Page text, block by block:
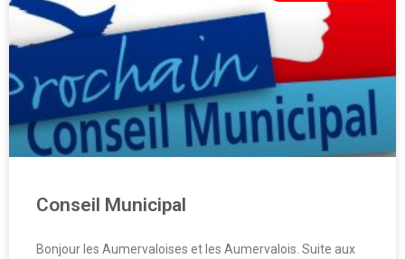
Conseil Municipal
Bonjour les Aumervaloises et les Aumervalois. Suite aux